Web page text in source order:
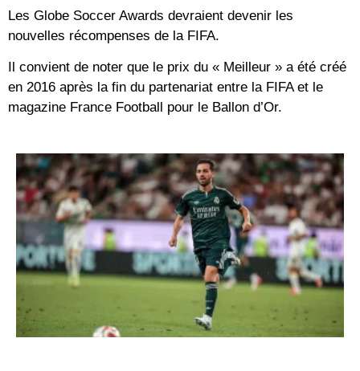
Les Globe Soccer Awards devraient devenir les
nouvelles récompenses de la FIFA.
Il convient de noter que le prix du « Meilleur » a été créé
en 2016 après la fin du partenariat entre la FIFA et le
magazine France Football pour le Ballon d’Or.